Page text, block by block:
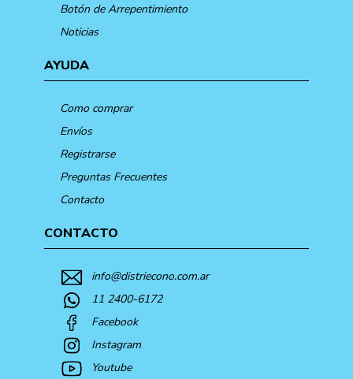
Botón de Arrepentimiento
Noticias
AYUDA
Como comprar
Envíos
Registrarse
Preguntas Frecuentes
Contacto
CONTACTO
info@distriecono.com.ar
11 2400-6172
Facebook
Instagram
Youtube